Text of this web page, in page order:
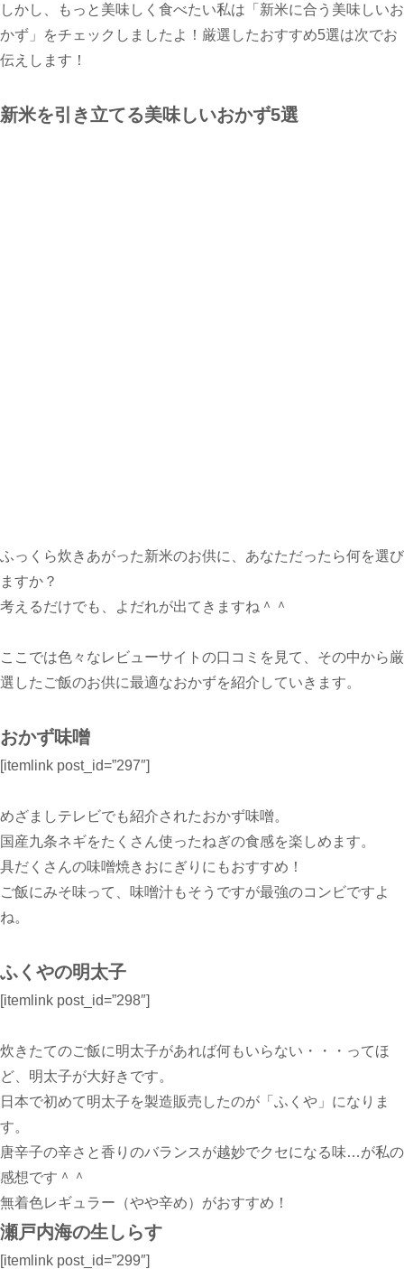
しかし、もっと美味しく食べたい私は「新米に合う美味しいお
かず」をチェックしましたよ！厳選したおすすめ5選は次でお
伝えします！
新米を引き立てる美味しいおかず5選
ふっくら炊きあがった新米のお供に、あなただったら何を選び
ますか？
考えるだけでも、よだれが出てきますね＾＾
ここでは色々なレビューサイトの口コミを見て、その中から厳
選したご飯のお供に最適なおかずを紹介していきます。
おかず味噌
[itemlink post_id=”297″]
めざましテレビでも紹介されたおかず味噌。
国産九条ネギをたくさん使ったねぎの食感を楽しめます。
具だくさんの味噌焼きおにぎりにもおすすめ！
ご飯にみそ味って、味噌汁もそうですが最強のコンビですよ
ね。
ふくやの明太子
[itemlink post_id=”298″]
炊きたてのご飯に明太子があれば何もいらない・・・ってほ
ど、明太子が大好きです。
日本で初めて明太子を製造販売したのが「ふくや」になりま
す。
唐辛子の辛さと香りのバランスが越妙でクセになる味…が私の
感想です＾＾
無着色レギュラー（やや辛め）がおすすめ！
瀬戸内海の生しらす
[itemlink post_id=”299″]